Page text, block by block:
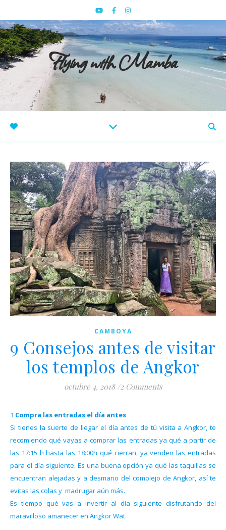
Flying with Mamba
CAMBOYA
9 Consejos antes de visitar
los templos de Angkor
octubre 4, 2018 /2 Comments
1 Compra las entradas el día antes
Si tienes la suerte de llegar el día antes de tú visita a Angkor, te
recomiendo qué vayas a comprar las entradas ya qué a partir de
las 17:15 h hasta las 18:00h qué cierran, ya venden las entradas
para el día siguiente. Es una buena opción ya qué las taquillas se
encuentran alejadas y a desmano del complejo de Angkor, así te
evitas las colas y madrugar aún más.
Es tiempo qué vas a invertir al día siguiente disfrutando del
maravilloso amanecer en Angkor Wat.